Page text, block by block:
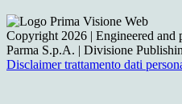
Copyright 2026 | Engineered and
Parma S.p.A. | Divisione
Disclaimer trattamento dati